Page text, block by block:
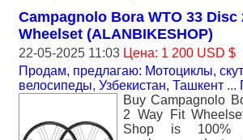
Campagnolo Bora WTO 33 Disc
Wheelset (ALANBIKESHOP)
22-05-2025 11:03 Цена: 1 200 USD $
Продам, предлагаю: Мотоциклы,
велосипеды, Узбекистан, Ташкент ...
Buy Campagnolo
2 Way Fit
Shop is 100%